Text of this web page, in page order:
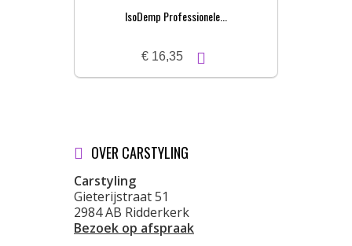
IsoDemp Professionele...
€ 16,35
OVER CARSTYLING
Carstyling
Gieterijstraat 51
2984 AB Ridderkerk
Bezoek op afspraak